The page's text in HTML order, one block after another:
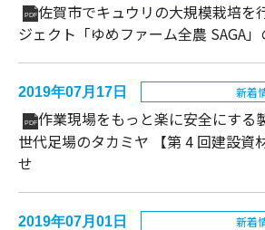
PDF佐賀市でキュウリの大規模栽培を
ジェクト「ゆめファーム全農 SAGA
2019年07月17日 新着
PDF作業現場をもっと楽に安全にする
世代足場のタカミヤ 【第 4 回建設資
せ
2019年07月01日 新着